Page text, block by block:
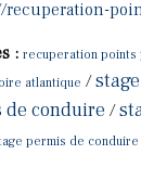
: recuperation points
atlantique /
de conduire /
permis de